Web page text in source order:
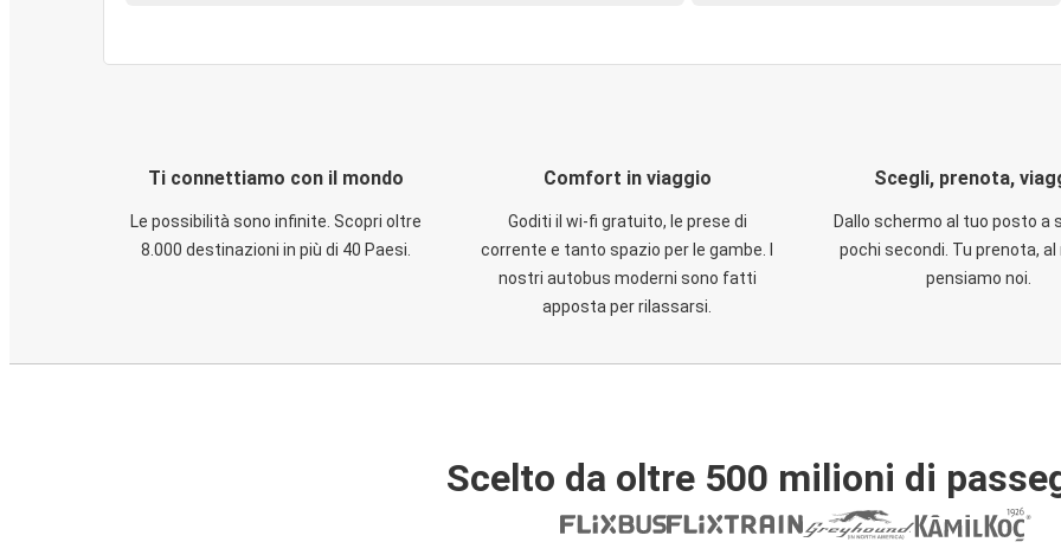
Ti connettiamo con il mondo
Le possibilità sono infinite. Scopri oltre
8.000 destinazioni in più di 40 Paesi.
Comfort in viaggio
Goditi il wi-fi gratuito, le prese di
corrente e tanto spazio per le gambe. I
nostri autobus moderni sono fatti
apposta per rilassarsi.
Scegli, prenota,
Dallo schermo al tuo posto a
pochi secondi. Tu prenota,
pensiamo noi.
Scelto da oltre 500 milioni di